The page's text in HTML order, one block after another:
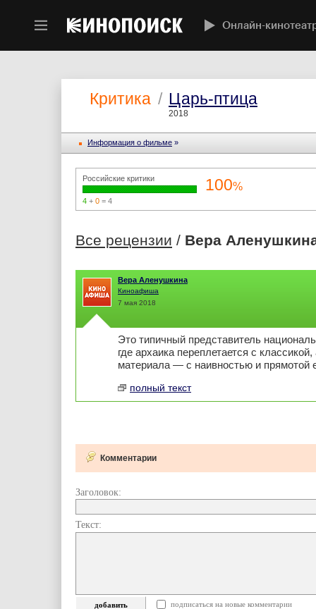
Онлайн-
Критика / Царь-птица
2018
Информация o фильме »
Российские критики 100%
4 + 0 = 4
Все рецензии / Вера
Вера Аленушкина
Киноафиша
7 мая 2018
Это типичный представитель
где архаика переплетается с классикой,
материала — с наивностью и прямотой
полный текст
Комментарии
Заголовок:
Текст:
подписаться на новые комментарии